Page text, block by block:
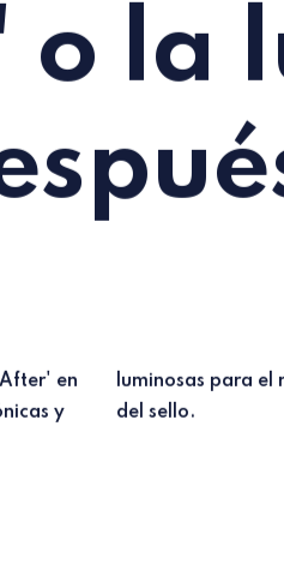
la
en
y
42
del sello.